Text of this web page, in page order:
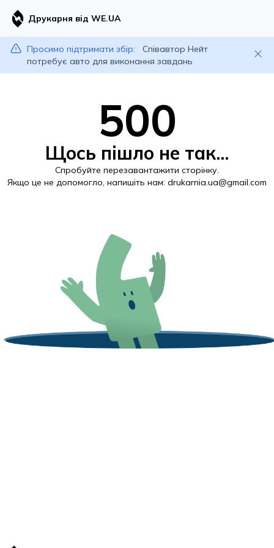
Друкарня від WE.UA
Просимо підтримати збір:
Співавтор Нейт
потребує авто для виконання завдань
500
Щось пішло не так...
Спробуйте перезавантажити сторінку.
Якщо це не допомогло, напишіть нам: drukarnia.ua@gmail.com